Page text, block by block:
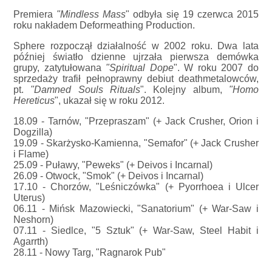
Premiera "Mindless Mass" odbyła się 19 czerwca 2015
roku nakładem Deformeathing Production.
Sphere rozpoczął działalność w 2002 roku. Dwa lata
później światło dzienne ujrzała pierwsza demówka
grupy, zatytułowana "Spiritual Dope". W roku 2007 do
sprzedaży trafił pełnoprawny debiut deathmetalowców,
pt. "Damned Souls Rituals". Kolejny album, "Homo
Hereticus", ukazał się w roku 2012.
18.09 - Tarnów, "Przepraszam" (+ Jack Crusher, Orion i
Dogzilla)
19.09 - Skarżysko-Kamienna, "Semafor" (+ Jack Crusher
i Flame)
25.09 - Puławy, "Peweks" (+ Deivos i Incarnal)
26.09 - Otwock, "Smok" (+ Deivos i Incarnal)
17.10 - Chorzów, "Leśniczówka" (+ Pyorrhoea i Ulcer
Uterus)
06.11 - Mińsk Mazowiecki, "Sanatorium" (+ War-Saw i
Neshorn)
07.11 - Siedlce, "5 Sztuk" (+ War-Saw, Steel Habit i
Agarrth)
28.11 - Nowy Targ, "Ragnarok Pub"